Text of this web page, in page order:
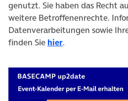
genutzt. Sie haben das Recht
weitere Betroffenenrechte.
Datenverarbeitungen sowie
finden Sie hier.